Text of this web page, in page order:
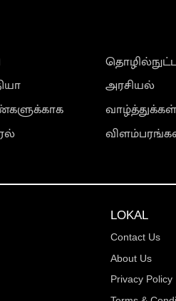
அரசியல்
வாழ்த்துக்கள்
LOKAL
Contact Us
About Us
Privacy Policy